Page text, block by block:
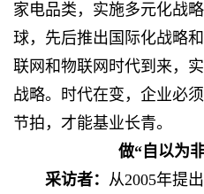
家电品类，实施多元化战
球，先后推出国际化战略
联网和物联网时代到来，
战略。时代在变，企业必
节拍，才能基业长青。
做“自以为
采访者： 从2005年提